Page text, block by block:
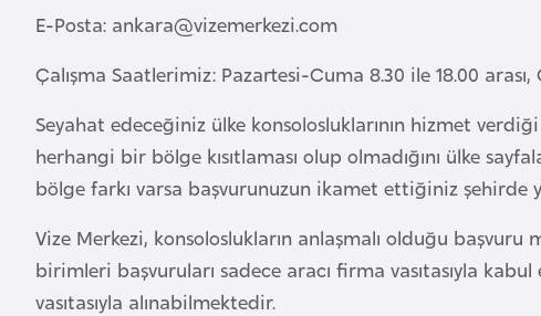
E-Posta: ankara@vizemerkezi.com
Çalışma Saatlerimiz: Pazartesi-Cuma 8.30 ile 18.00
Seyahat edeceğiniz ülke konsolosluklarının hizmet
herhangi bir bölge kısıtlaması olup olmadığını ülke
bölge farkı varsa başvurunuzun ikamet ettiğiniz şehirde
Vize Merkezi, konsoloslukların anlaşmalı olduğu
birimleri başvuruları sadece aracı firma vasıtasıyla
vasıtasıyla alınabilmektedir.
e
i
n
B
s
n
a